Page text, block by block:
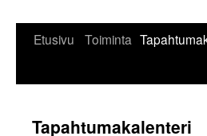
Etusivu Toiminta
Tapahtumakalenteri